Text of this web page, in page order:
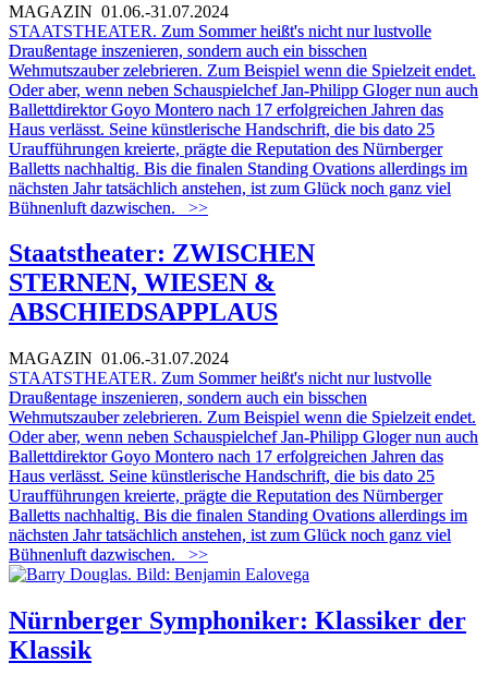
MAGAZIN 01.06.-31.07.2024
STAATSTHEATER. Zum Sommer heißt's nicht nur lustvolle
Draußentage inszenieren, sondern auch ein bisschen
Wehmutszauber zelebrieren. Zum Beispiel wenn die Spielzeit endet.
Oder aber, wenn neben Schauspielchef Jan-Philipp Gloger nun auch
Ballettdirektor Goyo Montero nach 17 erfolgreichen Jahren das
Haus verlässt. Seine künstlerische Handschrift, die bis dato 25
Uraufführungen kreierte, prägte die Reputation des Nürnberger
Balletts nachhaltig. Bis die finalen Standing Ovations allerdings im
nächsten Jahr tatsächlich anstehen, ist zum Glück noch ganz viel
Bühnenluft dazwischen.
>>
Staatstheater: ZWISCHEN
STERNEN, WIESEN &
ABSCHIEDSAPPLAUS
MAGAZIN 01.06.-31.07.2024
STAATSTHEATER. Zum Sommer heißt's nicht nur lustvolle
Draußentage inszenieren, sondern auch ein bisschen
Wehmutszauber zelebrieren. Zum Beispiel wenn die Spielzeit endet.
Oder aber, wenn neben Schauspielchef Jan-Philipp Gloger nun auch
Ballettdirektor Goyo Montero nach 17 erfolgreichen Jahren das
Haus verlässt. Seine künstlerische Handschrift, die bis dato 25
Uraufführungen kreierte, prägte die Reputation des Nürnberger
Balletts nachhaltig. Bis die finalen Standing Ovations allerdings im
nächsten Jahr tatsächlich anstehen, ist zum Glück noch ganz viel
Bühnenluft dazwischen.
>>
Nürnberger Symphoniker: Klassiker der
Klassik